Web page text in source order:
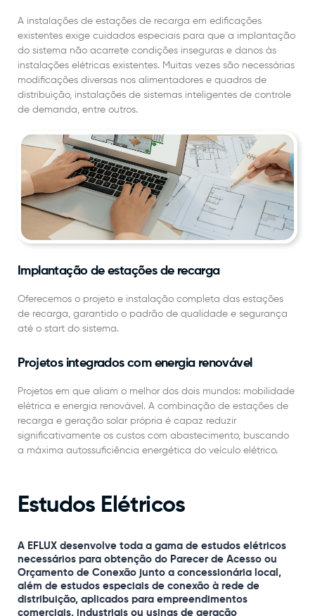
A instalações de estações de recarga em edificações
existentes exige cuidados especiais para que a implantação
do sistema não acarrete condições inseguras e danos às
instalações elétricas existentes. Muitas vezes são necessárias
modificações diversas nos alimentadores e quadros de
distribuição, instalações de sistemas inteligentes de controle
de demanda, entre outros.
Implantação de estações de recarga
Oferecemos o projeto e instalação completa das estações
de recarga, garantido o padrão de qualidade e segurança
até o start do sistema.
Projetos integrados com energia renovável
Projetos em que aliam o melhor dos dois mundos: mobilidade
elétrica e energia renovável. A combinação de estações de
recarga e geração solar própria é capaz reduzir
significativamente os custos com abastecimento, buscando
a máxima autossuficiência energética do veículo elétrico.
Estudos Elétricos
A EFLUX desenvolve toda a gama de estudos elétricos
necessários para obtenção do Parecer de Acesso ou
Orçamento de Conexão junto a concessionária local,
além de estudos especiais de conexão à rede de
distribuição, aplicados para empreendimentos
comerciais, industriais ou usinas de geração